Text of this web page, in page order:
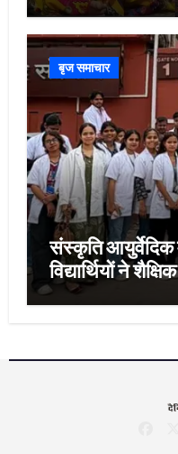
बृज समाचार
संस्कृति
विद्यार्थियों ने